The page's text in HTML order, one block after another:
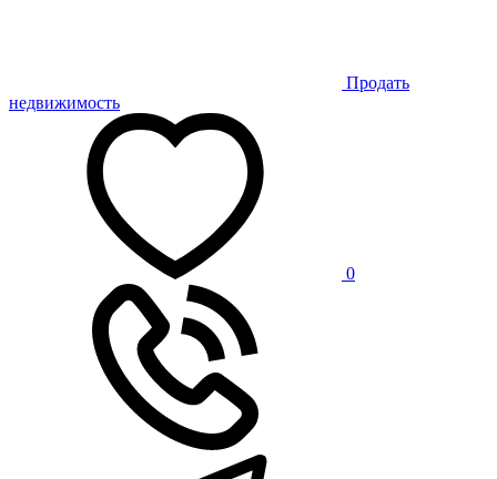
Продать
недвижимость
0